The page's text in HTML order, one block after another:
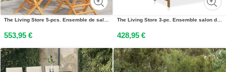
The Living Store 5-pcs. Ensemble de salle à manger de jardin en bois massif teck
553,95 €
The Living Store 3-pc. Ensemble salon de jardin bois massif acacia
428,95 €